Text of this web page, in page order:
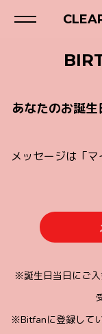
あなたのお誕
メッセージは「
※誕生日当日にご入
※Bitfanに登録して